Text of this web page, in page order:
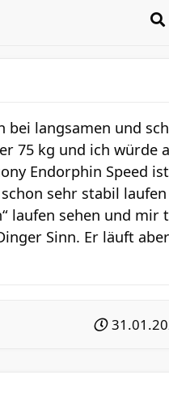
bei langsamen und
75 kg und ich würde
Endorphin Speed
sehr stabil
laufen sehen und mir
Sinn. Er läuft